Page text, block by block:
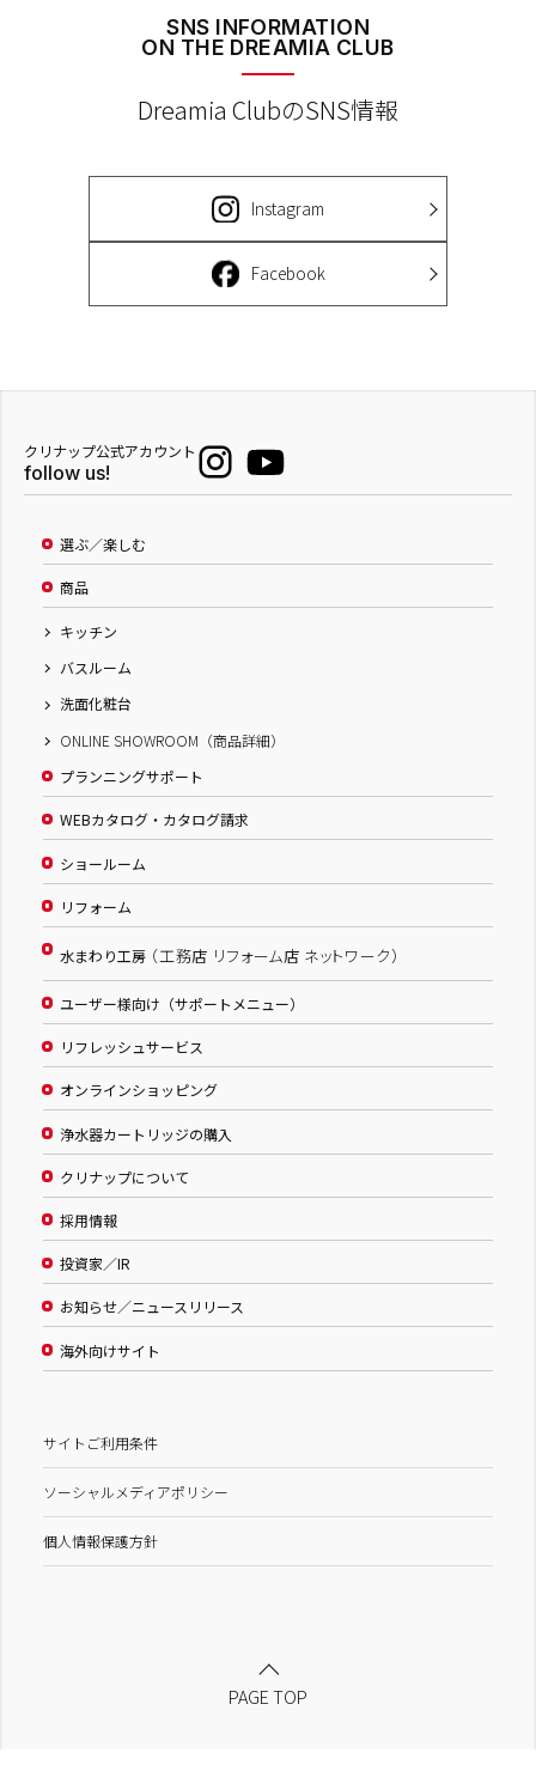
SNS INFORMATION
ON THE DREAMIA CLUB
Dreamia ClubのSNS情報
Instagram
Facebook
クリナップ公式アカウント
follow us!
選ぶ／楽しむ
商品
キッチン
バスルーム
洗面化粧台
ONLINE SHOWROOM（商品詳細）
プランニングサポート
WEBカタログ・カタログ請求
ショールーム
リフォーム
水まわり工房 （工務店 リフォーム店 ネットワーク）
ユーザー様向け（サポートメニュー）
リフレッシュサービス
オンラインショッピング
浄水器カートリッジの購入
クリナップについて
採用情報
投資家／IR
お知らせ／ニュースリリース
海外向けサイト
サイトご利用条件
ソーシャルメディアポリシー
個人情報保護方針
PAGE TOP